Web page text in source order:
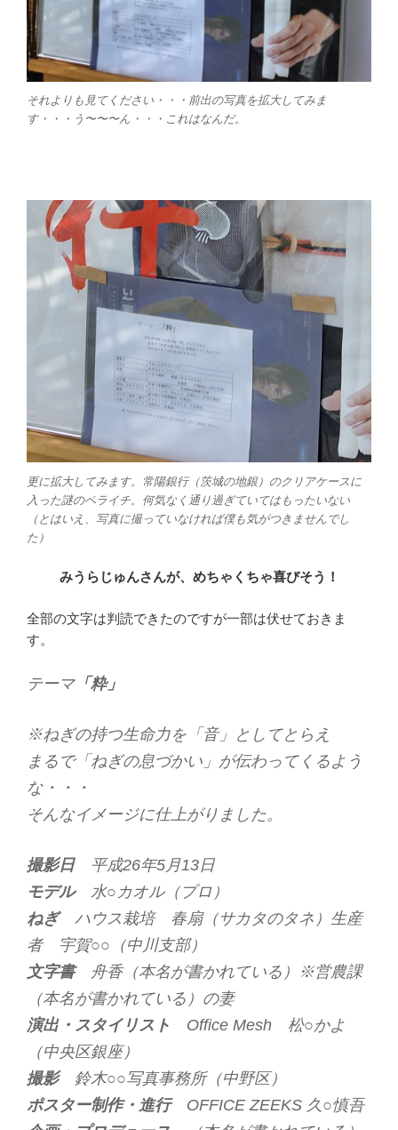
それよりも見てください・・・前出の写真を拡大してみま
す・・・う〜〜〜ん・・・これはなんだ。
更に拡大してみます。常陽銀行（茨城の地銀）のクリアケースに
入った謎のペライチ。何気なく通り過ぎていてはもったいない
（とはいえ、写真に撮っていなければ僕も気がつきませんでし
た）
みうらじゅんさんが、めちゃくちゃ喜びそう！
全部の文字は判読できたのですが一部は伏せておきま
す。
テーマ「粋」
※ねぎの持つ生命力を「音」としてとらえ
まるで「ねぎの息づかい」が伝わってくるよう
な・・・
そんなイメージに仕上がりました。
撮影日平成26年5月13日
モデル水○カオル（プロ）
ねぎハウス栽培 春扇（サカタのタネ）生産
者 宇賀○○（中川支部）
文字書舟香（本名が書かれている）※営農課
（本名が書かれている）の妻
演出・スタイリスト Office Mesh 松○かよ
（中央区銀座）
撮影鈴木○○写真事務所（中野区）
ポスター制作・進行OFFICE ZEEKS 久○慎吾